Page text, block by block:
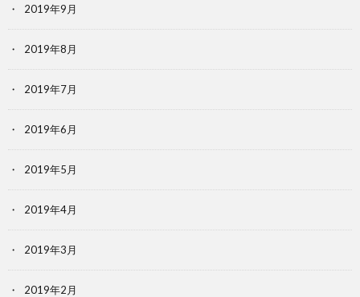
2019年9月
2019年8月
2019年7月
2019年6月
2019年5月
2019年4月
2019年3月
2019年2月